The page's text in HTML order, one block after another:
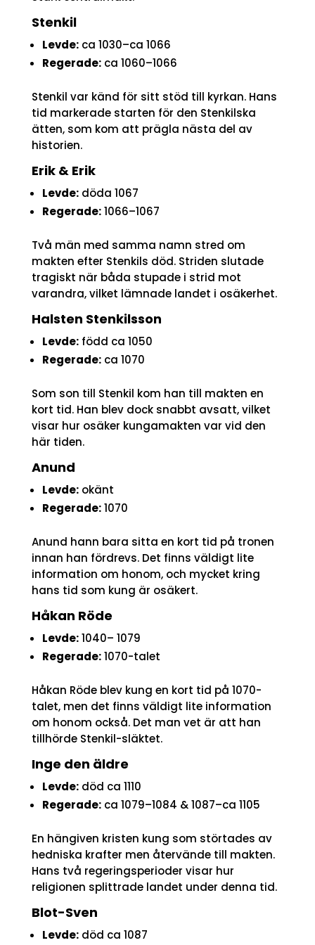
Stenkil
Levde:ca 1030–ca 1066
Regerade:ca 1060–1066
Stenkil var känd för sitt stöd till kyrkan. Hans
tid markerade starten för den Stenkilska
ätten, som kom att prägla nästa del av
historien.
Erik & Erik
Levde:döda 1067
Regerade:1066–1067
Två män med samma namn stred om
makten efter Stenkils död. Striden slutade
tragiskt när båda stupade i strid mot
varandra, vilket lämnade landet i osäkerhet.
Halsten Stenkilsson
Levde:född ca 1050
Regerade:ca 1070
Som son till Stenkil kom han till makten en
kort tid. Han blev dock snabbt avsatt, vilket
visar hur osäker kungamakten var vid den
här tiden.
Anund
Levde:okänt
Regerade:1070
Anund hann bara sitta en kort tid på tronen
innan han fördrevs. Det finns väldigt lite
information om honom, och mycket kring
hans tid som kung är osäkert.
Håkan Röde
Levde:1040– 1079
Regerade:1070-talet
Håkan Röde blev kung en kort tid på 1070-
talet, men det finns väldigt lite information
om honom också. Det man vet är att han
tillhörde Stenkil-släktet.
Inge den äldre
Levde:död ca 1110
Regerade:ca 1079–1084 & 1087–ca 1105
En hängiven kristen kung som störtades av
hedniska krafter men återvände till makten.
Hans två regeringsperioder visar hur
religionen splittrade landet under denna tid.
Blot-Sven
Levde:död ca 1087